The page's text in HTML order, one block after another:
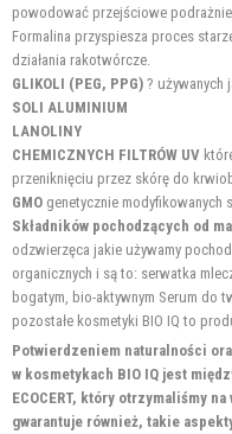
powodować przejściowe
Formalina przyspiesza proces
działania rakotwórcze.
GLIKOLI (PEG, PPG) ? używanych
SOLI ALUMINIUM
LANOLINY
CHEMICZNYCH FILTRÓW UV
przeniknięciu przez skórę do
GMO genetycznie modyfikowanych
Składników pochodzących od
odzwierzęca jakie używamy
organicznych i są to: serwatka
bogatym, bio-aktywnym Serum do
pozostałe kosmetyki BIO IQ to
Potwierdzeniem naturalności
w kosmetykach BIO IQ jest
ECOCERT, który otrzymaliśmy
gwarantuje również, takie